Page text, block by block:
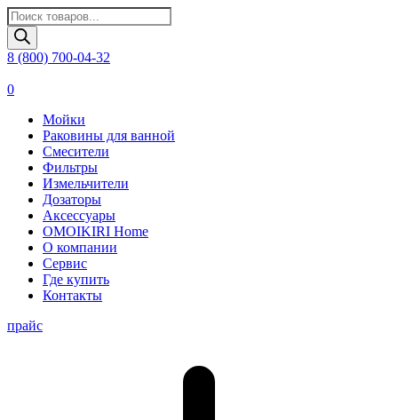
Поиск
товаров
8 (800) 700-04-32
0
Мойки
Раковины для ванной
Смесители
Фильтры
Измельчители
Дозаторы
Аксессуары
OMOIKIRI Home
О компании
Сервис
Где купить
Контакты
прайс